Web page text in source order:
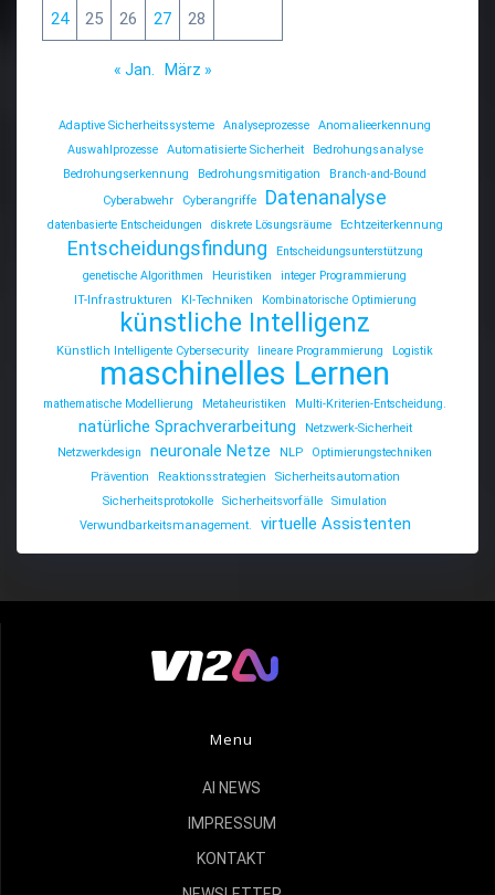
24 25 26 27 28
« Jan. März »
Adaptive Sicherheitssysteme Analyseprozesse
Anomalieerkennung
Auswahlprozesse
Automatisierte Sicherheit
Bedrohungsanalyse
Bedrohungserkennung
Bedrohungsmitigation
Branch-and-Bound
Cyberabwehr
Cyberangriffe Datenanalyse
datenbasierte Entscheidungen diskrete Lösungsräume Echtzeiterkennung
Entscheidungsfindung
Entscheidungsunterstützung
genetische Algorithmen
Heuristiken
integer Programmierung
IT-Infrastrukturen
KI-Techniken Kombinatorische Optimierung
künstliche Intelligenz
Künstlich Intelligente Cybersecurity lineare Programmierung Logistik
maschinelles Lernen
mathematische Modellierung Metaheuristiken Multi-Kriterien-Entscheidung.
natürliche Sprachverarbeitung
Netzwerk-Sicherheit
Netzwerkdesign
neuronale Netze NLP
Optimierungstechniken
Prävention
Reaktionsstrategien
Sicherheitsautomation
Sicherheitsprotokolle
Sicherheitsvorfälle
Simulation
Verwundbarkeitsmanagement.
virtuelle Assistenten
Menu
AI NEWS
IMPRESSUM
KONTAKT